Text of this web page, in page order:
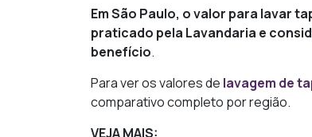
Em São Paulo, o valor para lavar
praticado pela Lavandaria e
benefício.
Para ver os valores de lavagem de
comparativo completo por região.
VEJA MAIS: